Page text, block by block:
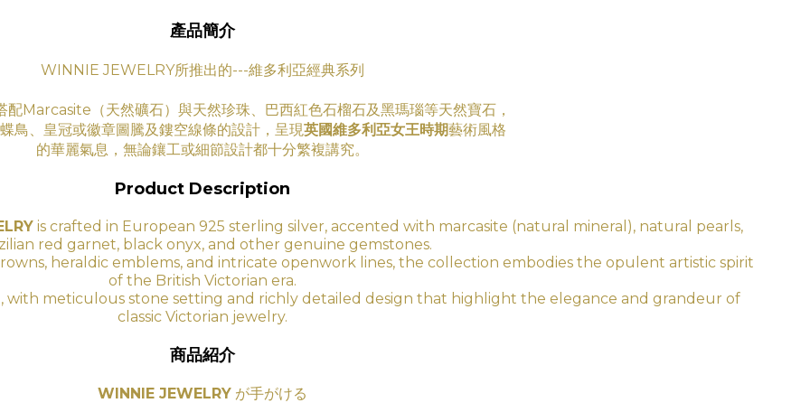
產品簡介
WINNIE JEWELRY所推出的---維多利亞經典系列
配Marcasite（天然礦石）與天然珍珠、巴西紅色石榴石及黑瑪瑙等天然寶石，
鳥、皇冠或徽章圖騰及鏤空線條的設計，呈現英國維多利亞女王時期藝術風格
的華麗氣息 ，無論鑲工或細節設計都十分繁複講究。
Product Description
is crafted in European 925 sterling silver, accented with marcasite (natural mineral), natural pearls,
red garnet, black onyx, and other genuine gemstones.
heraldic emblems, and intricate openwork lines, the collection embodies the opulent artistic spirit
of the British Victorian era.
with meticulous stone setting and richly detailed design that highlight the elegance and grandeur of
classic Victorian jewelry.
商品紹介
WINNIE JEWELRY が手がける